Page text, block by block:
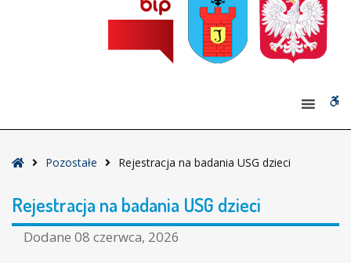
StronaPozostałe Rejestracja na badania USG dzieci
Rejestracja na badania USG dzieci
Dodane 08 czerwca, 2026